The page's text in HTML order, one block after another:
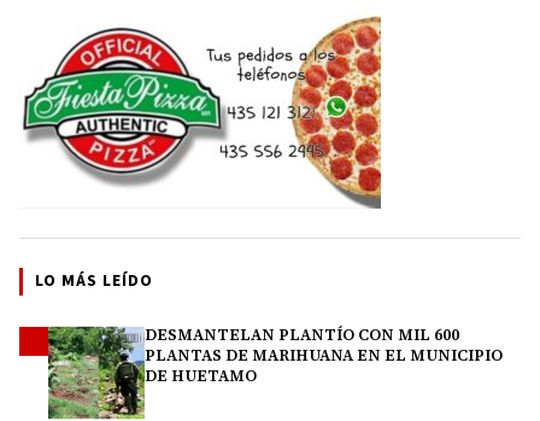
LO MÁS LEÍDO
DESMANTELAN PLANTÍO CON MIL 600
PLANTAS DE MARIHUANA EN EL MUNICIPIO
DE HUETAMO